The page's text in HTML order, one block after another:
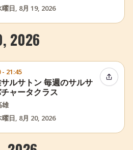
曜日, 8月 19, 2026
2026
- 21:45
ルサトン 毎週のサルサ
ャータクラス
雄
曜日, 8月 20, 2026
イベン